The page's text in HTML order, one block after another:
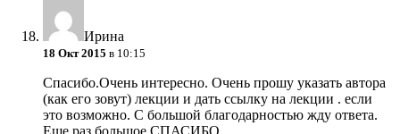
Ирина
18 Окт 2015 в 10:15
Спасибо.Очень интересно. Очень прошу указать автора
(как его зовут) лекции и дать ссылку на лекции . если
это возможно. С большой благодарностью жду ответа.
Еще раз большое СПАСИБО